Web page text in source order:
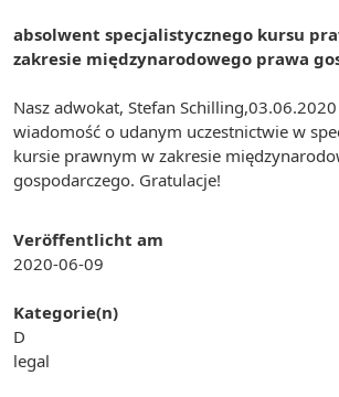
Veröffentlicht am
2020-06-09
Kategorie(n)
D
legal
absolwent specjalistycznego kursu
zakresie międzynarodowego prawa
Nasz adwokat, Stefan
wiadomość o udanym uczestnictwie w
kursie prawnym w zakresie
gospodarczego. Gratulacje!